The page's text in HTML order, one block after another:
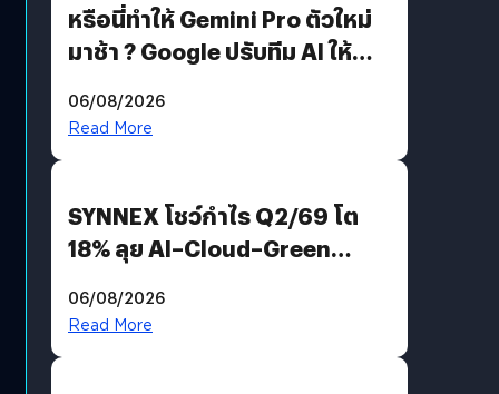
หรือนี่ทำให้ Gemini Pro ตัวใหม่
มาช้า ? Google ปรับทีม AI ให้
AGI
06/08/2026
Read More
SYNNEX โชว์กำไร Q2/69 โต
18% ลุย AI–Cloud–Green
Revenue เร่งเครื่อง New
06/08/2026
Read More